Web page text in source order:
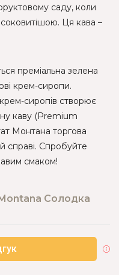
саду, коли
Ця кава –
преміальна зелена
крем-сиропи.
сиропів створює
каву (Premium
Монтана торгова
справі. Спробуйте
смаком!
Солодка